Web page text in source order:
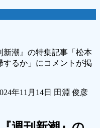
新潮』の特集記事「松本
するか」にコメントが掲
年11月14日 田淵 俊彦